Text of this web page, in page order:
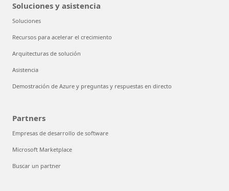
Soluciones y asistencia
Soluciones
Recursos para acelerar el crecimiento
Arquitecturas de solución
Asistencia
Demostración de Azure y preguntas y respuestas en directo
Partners
Empresas de desarrollo de software
Microsoft Marketplace
Buscar un partner